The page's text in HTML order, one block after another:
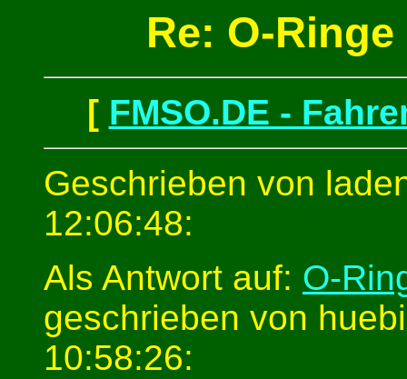
Re: O-
[ FMSO.DE -
Geschrieben von
12:06:48:
Als Antwort auf: O-
geschrieben von
10:58:26: